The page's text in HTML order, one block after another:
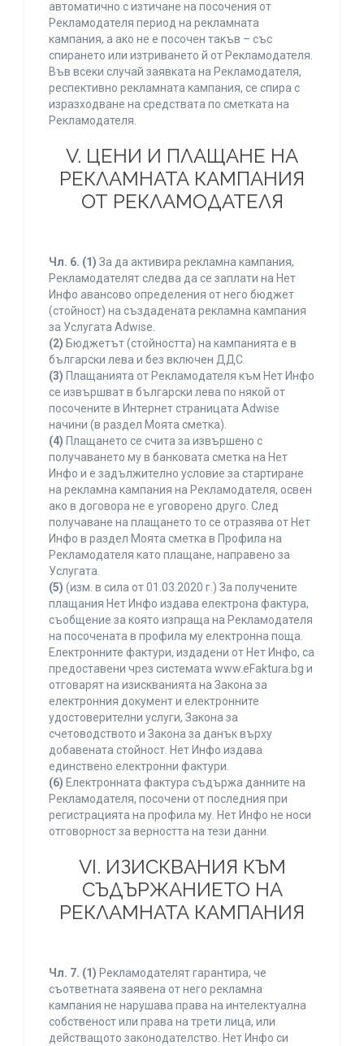
автоматично с изтичане на посочения от
Рекламодателя период на рекламната
кампания, а ако не е посочен такъв – със
спирането или изтриването й от Рекламодателя.
Във всеки случай заявката на Рекламодателя,
респективно рекламната кампания, се спира с
изразходване на средствата по сметката на
Рекламодателя.
V. ЦЕНИ И ПЛАЩАНЕ НА
РЕКЛАМНАТА КАМПАНИЯ
ОТ РЕКЛАМОДАТЕЛЯ
Чл. 6. (1) За да активира рекламна кампания,
Рекламодателят следва да се заплати на Нет
Инфо авансово определения от него бюджет
(стойност) на създадената рекламна кампания
за Услугата Adwise.
(2) Бюджетът (стойността) на кампанията е в
български лева и без включен ДДС.
(3) Плащанията от Рекламодателя към Нет Инфо
се извършват в български лева по някой от
посочените в Интернет страницата Adwise
начини (в раздел Моята сметка).
(4) Плащането се счита за извършено с
получаването му в банковата сметка на Нет
Инфо и е задължително условие за стартиране
на рекламна кампания на Рекламодателя, освен
ако в договора не е уговорено друго. След
получаване на плащането то се отразява от Нет
Инфо в раздел Моята сметка в Профила на
Рекламодателя като плащане, направено за
Услугата.
(5) (изм. в сила от 01.03.2020 г.) За получените
плащания Нет Инфо издава електрона фактура,
съобщение за която изпраща на Рекламодателя
на посочената в профила му електронна поща.
Електронните фактури, издадени от Нет Инфо, са
предоставени чрез системата www.eFaktura.bg и
отговарят на изискванията на Закона за
електронния документ и електронните
удостоверителни услуги, Закона за
счетоводството и Закона за данък върху
добавената стойност. Нет Инфо издава
единствено електронни фактури.
(6) Електронната фактура съдържа данните на
Рекламодателя, посочени от последния при
регистрацията на профила му. Нет Инфо не носи
отговорност за верността на тези данни.
VI. ИЗИСКВАНИЯ КЪМ
СЪДЪРЖАНИЕТО НА
РЕКЛАМНАТА КАМПАНИЯ
Чл. 7. (1) Рекламодателят гарантира, че
съответната заявена от него рекламна
кампания не нарушава права на интелектуална
собственост или права на трети лица, или
действащото законодателство. Нет Инфо си